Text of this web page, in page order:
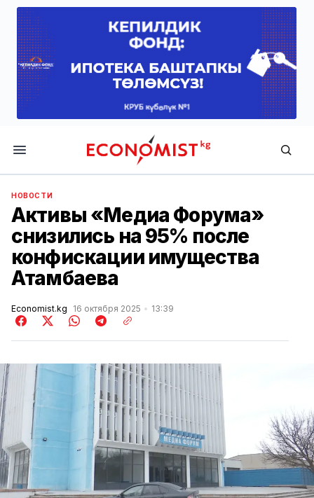
Economist.kg
НОВОСТИ
Активы «Медиа Форума»
снизились на 95% после
конфискации имущества
Атамбаева
Economist.kg 16 октября 2025 13:39